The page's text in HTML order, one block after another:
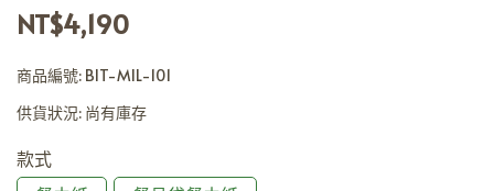
NT$4,190
商品編號: BIT-MIL-101
供貨狀況: 尚有庫存
款式